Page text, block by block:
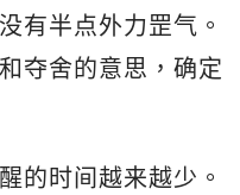
有半点外力罡气。
夺舍的意思，确定
的时间越来越少。